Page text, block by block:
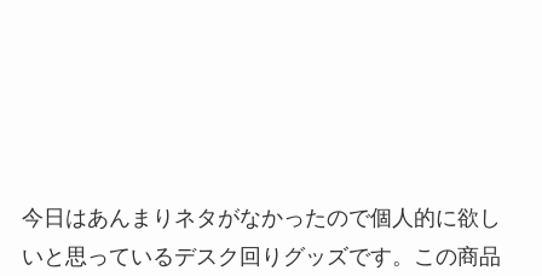
今日はあんまりネタがなかったので個人的に欲し
いと思っているデスク回りグッズです。この商品